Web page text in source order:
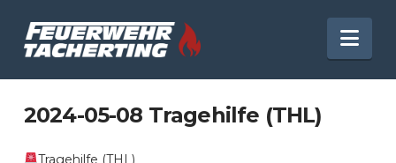
2024-05-08 Tragehilfe (THL)
Tragehilfe (THL)